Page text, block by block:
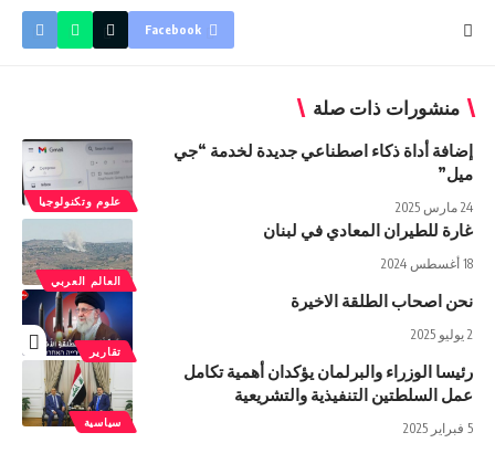
Facebook
منشورات ذات صلة
علوم وتكنولوجيا
إضافة أداة ذكاء اصطناعي جديدة لخدمة “جي
ميل”
24 مارس 2025
العالم العربي
غارة للطيران المعادي في لبنان
18 أغسطس 2024
تقارير
نحن اصحاب الطلقة الاخيرة
2 يوليو 2025
سياسية
رئيسا الوزراء والبرلمان يؤكدان أهمية تكامل
عمل السلطتين التنفيذية والتشريعية
5 فبراير 2025